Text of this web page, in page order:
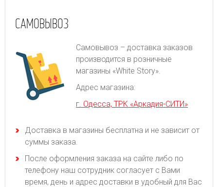
САМОВЫВОЗ
Самовывоз – доставка заказов
производится в розничные
магазины «White Story».
Адрес магазина:
г. Одесса, ТРК «Аркадия-СИТИ»
Доставка в магазины бесплатна и не зависит от
суммы заказа.
После оформления заказа на сайте либо по
телефону наш сотрудник согласует с Вами
время, день и адрес доставки в удобный для Вас